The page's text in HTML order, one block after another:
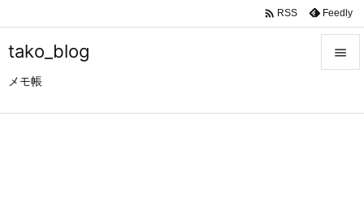
tako_blog
メモ帳

 RSS Feedly